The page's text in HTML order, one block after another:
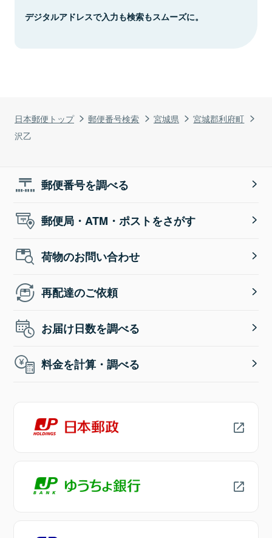
日本郵便トップ 郵便番号検索 宮城県
宮城郡利府町
沢乙
デジタルアドレスで入力も検索もスムーズに。
郵便番号を調べる
郵便局・ATM・ポストをさがす
荷物のお問い合わせ
再配達のご依頼
お届け日数を調べる
料金を計算・調べる